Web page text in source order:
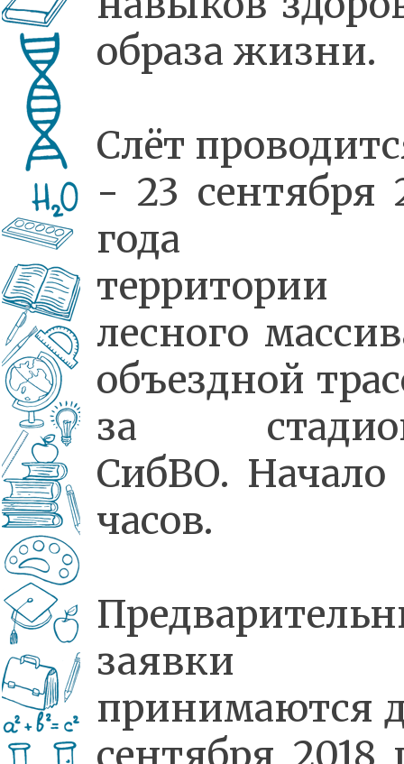
образа жизни.
Слёт
- 23 сентября
года
территории
лесного
объездной
за
СибВО. Начало
часов.
заявки
принимаются